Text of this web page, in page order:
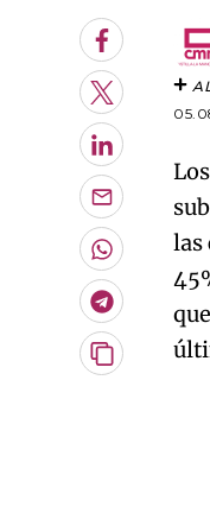
Facebook
Twitter
LinkedIn
Enviar
por
Email
Whatsapp
Telegram
Copiar
las